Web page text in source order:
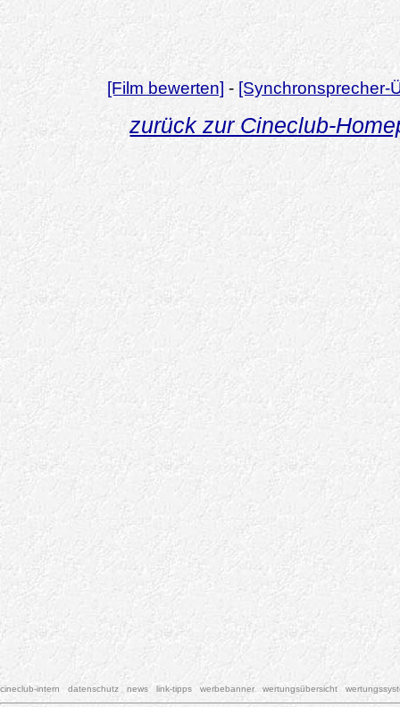
[Film bewerten] - [Synchronsprecher-
zurück zur Cineclub-
cineclub-intern datenschutz news link-tipps werbebanner wertungsübersicht